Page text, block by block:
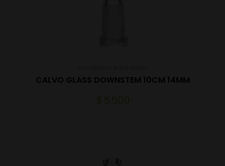
CALVO GLASS DOWNSTEM 10CM 14MM
$ 5.500